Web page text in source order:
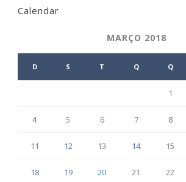
Calendar
MARÇO 2018
D S T Q Q
1
4 5 6 7 8
11 12 13 14 15
18 19 20 21 22